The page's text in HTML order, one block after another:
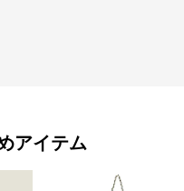
アイテム